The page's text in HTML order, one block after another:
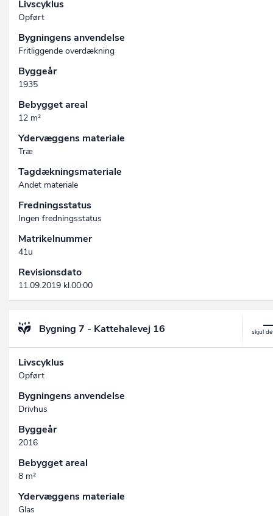
Livscyklus
Opført
Bygningens anvendelse
Fritliggende overdækning
Byggeår
1935
Bebygget areal
12 m²
Ydervæggens materiale
Træ
Tagdækningsmateriale
Andet materiale
Fredningsstatus
Ingen fredningsstatus
Matrikelnummer
41u
Revisionsdato
11.09.2019 kl.00:00
Bygning 7 - Kattehalevej 16
Livscyklus
Opført
Bygningens anvendelse
Drivhus
Byggeår
2016
Bebygget areal
8 m²
Ydervæggens materiale
Glas